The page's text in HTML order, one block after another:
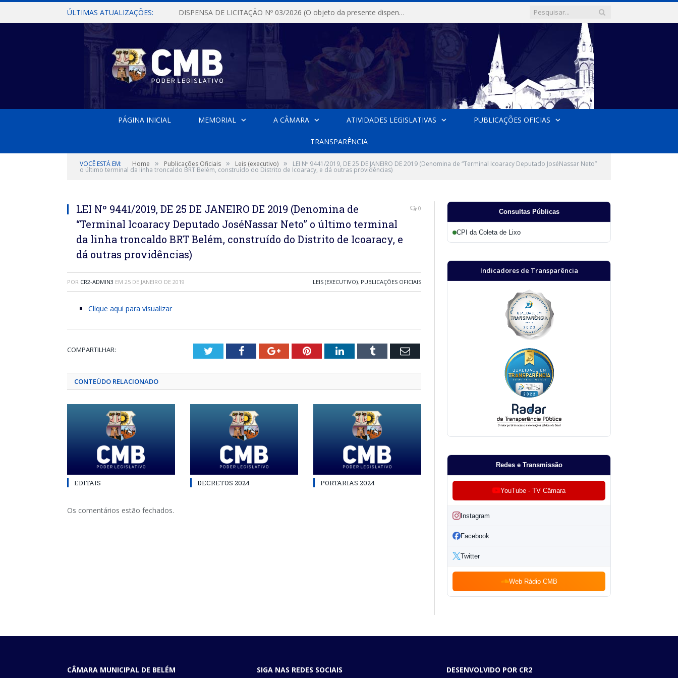
ÚLTIMAS ATUALIZAÇÕES: DISPENSA DE LICITAÇÃO Nº 03/2026 (O objeto da presente dispensa é a escolha da proposta mais vantajosa para a aquisição, de aparelhos de ar condicionado, tipo Split, com material de instalação e fogão industrial, conforme condições, quantidades e exigências estabelecidas no termo de referencia e neste aviso de contratação direta e seus anexos)
PÁGINA INICIAL MEMORIAL A CÂMARA ATIVIDADES LEGISLATIVAS PUBLICAÇÕES OFICIAS
TRANSPARÊNCIA
VOCÊ ESTÁ EM: Home » Publicações Oficiais » Leis (executivo) » LEI Nº 9441/2019, DE 25 DE JANEIRO DE 2019 (Denomina de “Terminal Icoaracy Deputado JoséNassar Neto”
o último terminal da linha troncaldo BRT Belém, construído do Distrito de Icoaracy, e dá outras providências)
LEI Nº 9441/2019, DE 25 DE JANEIRO DE 2019 (Denomina de
“Terminal Icoaracy Deputado JoséNassar Neto” o último terminal
da linha troncaldo BRT Belém, construído do Distrito de Icoaracy, e
dá outras providências)
0
POR CR2-ADMIN3 EM 25 DE JANEIRO DE 2019 LEIS (EXECUTIVO), PUBLICAÇÕES OFICIAIS
Clique aqui para visualizar
COMPARTILHAR: TwitterFacebookGoogle+PinterestLinkedInTumblr Email
CONTEÚDO RELACIONADO
EDITAIS DECRETOS 2024 PORTARIAS 2024
Os comentários estão fechados.
Consultas Públicas
CPI da Coleta de Lixo
Indicadores de Transparência
Redes e Transmissão
YouTube - TV Câmara
Instagram
Facebook
Twitter
Web Rádio CMB
CÂMARA MUNICIPAL DE BELÉM SIGA NAS REDES SOCIAIS DESENVOLVIDO POR CR2